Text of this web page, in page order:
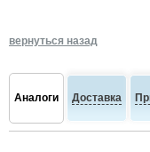
вернуться назад
Аналоги Доставка